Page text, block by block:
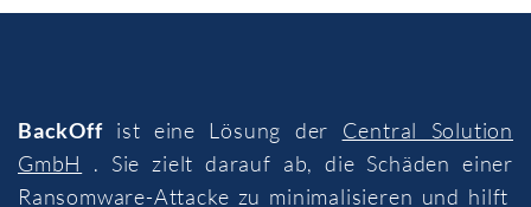
BackOffist eine Lösung der Central Solution
GmbH
. Sie zielt darauf ab, die Schäden einer
Ransomware-Attacke zu minimalisieren und hilft